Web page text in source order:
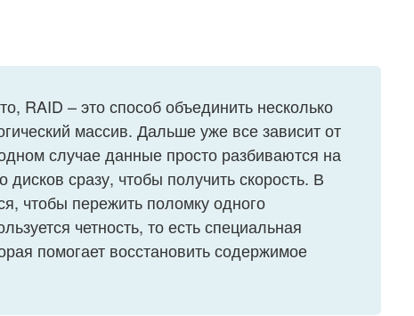
RAID – это способ объединить несколько
массив. Дальше уже все зависит от
случае данные просто разбиваются на
дисков сразу, чтобы получить скорость. В
чтобы пережить поломку одного
четность, то есть специальная
помогает восстановить содержимое